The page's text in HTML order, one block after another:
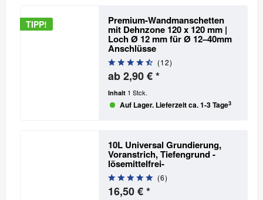
TIPP! Premium-Wandmanschetten
mit Dehnzone 120 x 120 mm |
Loch Ø 12 mmfür Ø 12–40mm
Anschlüsse
(12)
ab 2,90 € *
Inhalt 1 Stck.
Auf Lager. Lieferzeit ca. 1-3 Tage3
10L Universal Grundierung,
Voranstrich, Tiefengrund -
lösemittelfrei-
(6)
16,50 € *